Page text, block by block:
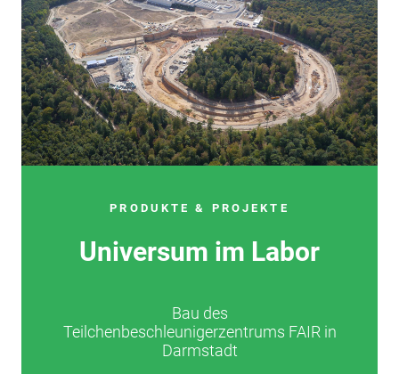
PRODUKTE & PROJEKTE
Universum im Labor
Bau des
Teilchenbeschleunigerzentrums FAIR in
Darmstadt